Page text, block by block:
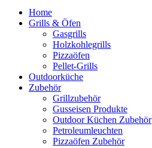
Home
Grills & Öfen
Gasgrills
Holzkohlegrills
Pizzaöfen
Pellet-Grills
Outdoorküche
Zubehör
Grillzubehör
Gusseisen Produkte
Outdoor Küchen Zubehör
Petroleumleuchten
Pizzaöfen Zubehör